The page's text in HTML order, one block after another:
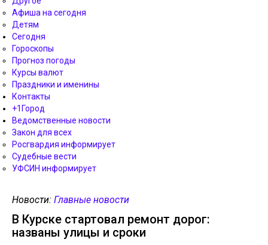
Афиша на сегодня
Детям
Сегодня
Гороскопы
Прогноз погоды
Курсы валют
Праздники и именины
Контакты
+1Город
Ведомственные новости
Закон для всех
Росгвардия информирует
Судебные вести
УФСИН информирует
Новости: Главные новости
В Курске стартовал ремонт дорог:
названы улицы и сроки